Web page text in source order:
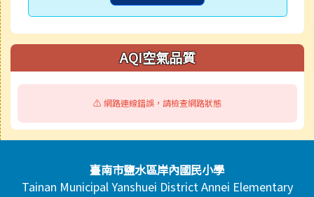
AQI空氣品質
⚠️ 網路連線錯誤，請檢查網路狀態
頁尾區域內容臺南市鹽水區岸內國民小學
Tainan Municipal Yanshuei District Annei Elementary